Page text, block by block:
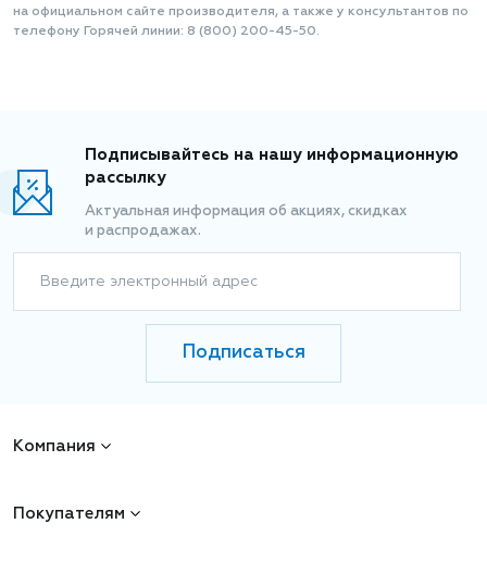
на официальном сайте производителя, а также у консультантов по
телефону Горячей линии: 8 (800) 200-45-50.
Подписывайтесь на нашу информационную
рассылку
Актуальная информация об акциях, скидках
и распродажах.
Введите электронный адрес
Подписаться
Компания
Покупателям